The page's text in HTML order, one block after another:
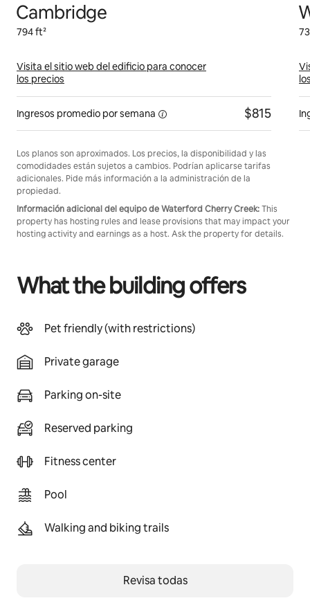
Cambridge
794 ft²
Visita el sitio web del edificio para conocer
los precios
Ingresos promedio por semana $815
Los planos son aproximados. Los precios, la disponibilidad y las
comodidades están sujetos a cambios. Podrían aplicarse tarifas
adicionales. Pide más información a la administración de la
propiedad.
Información adicional del equipo de Waterford Cherry Creek:This
property has hosting rules and lease provisions that may impact your
hosting activity and earnings as a host. Ask the property for details.
What the building offers
Pet friendly (with restrictions)
Private garage
Parking on-site
Reserved parking
Fitness center
Pool
Walking and biking trails
Revisa todas